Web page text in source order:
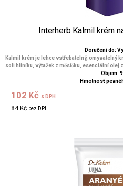
Interherb Kalmil krém
Doručení do:
Kalmil krém je lehce vstřebatelný, omyvatelný
soli hliníku, výtažek z měsíčku, esenciální olej z
Objem:
Hmotnosť
102 Kč s DPH
84 Kč bez DPH